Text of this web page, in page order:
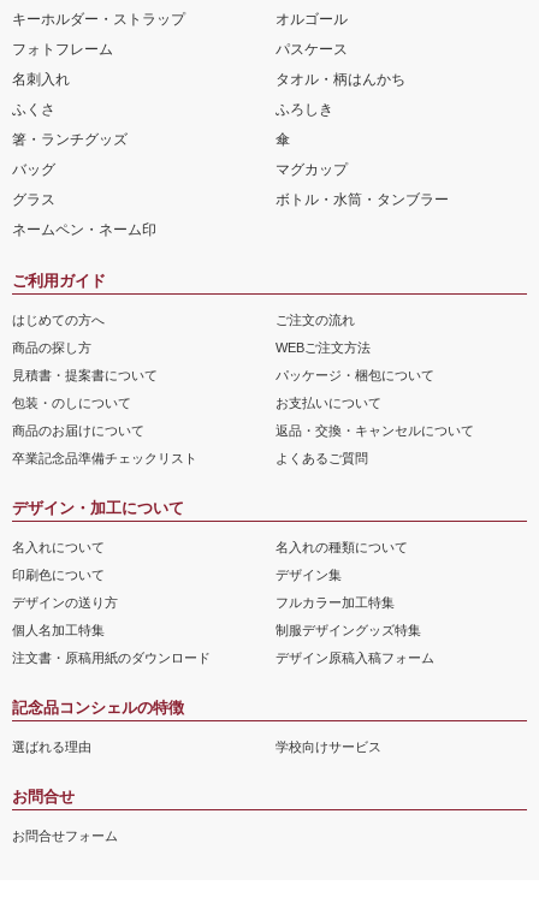
キーホルダー・ストラップ
オルゴール
フォトフレーム
パスケース
名刺入れ
タオル・柄はんかち
ふくさ
ふろしき
箸・ランチグッズ
傘
バッグ
マグカップ
グラス
ボトル・水筒・タンブラー
ネームペン・ネーム印
ご利用ガイド
はじめての方へ
ご注文の流れ
商品の探し方
WEBご注文方法
見積書・提案書について
パッケージ・梱包について
包装・のしについて
お支払いについて
商品のお届けについて
返品・交換・キャンセルについて
卒業記念品準備チェックリスト
よくあるご質問
デザイン・加工について
名入れについて
名入れの種類について
印刷色について
デザイン集
デザインの送り方
フルカラー加工特集
個人名加工特集
制服デザイングッズ特集
注文書・原稿用紙のダウンロード
デザイン原稿入稿フォーム
記念品コンシェルの特徴
選ばれる理由 学校向けサービス
お問合せ
お問合せフォーム